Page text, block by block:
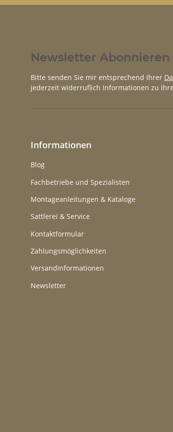
Newsletter Abonnieren
Bitte senden Sie mir entsprechend Ihrer
jederzeit widerruflich Informationen zu
Informationen
Blog
Fachbetriebe und Spezialisten
Montageanleitungen & Kataloge
Sattlerei & Service
Kontaktformular
Zahlungsmöglichkeiten
Versandinformationen
Newsletter